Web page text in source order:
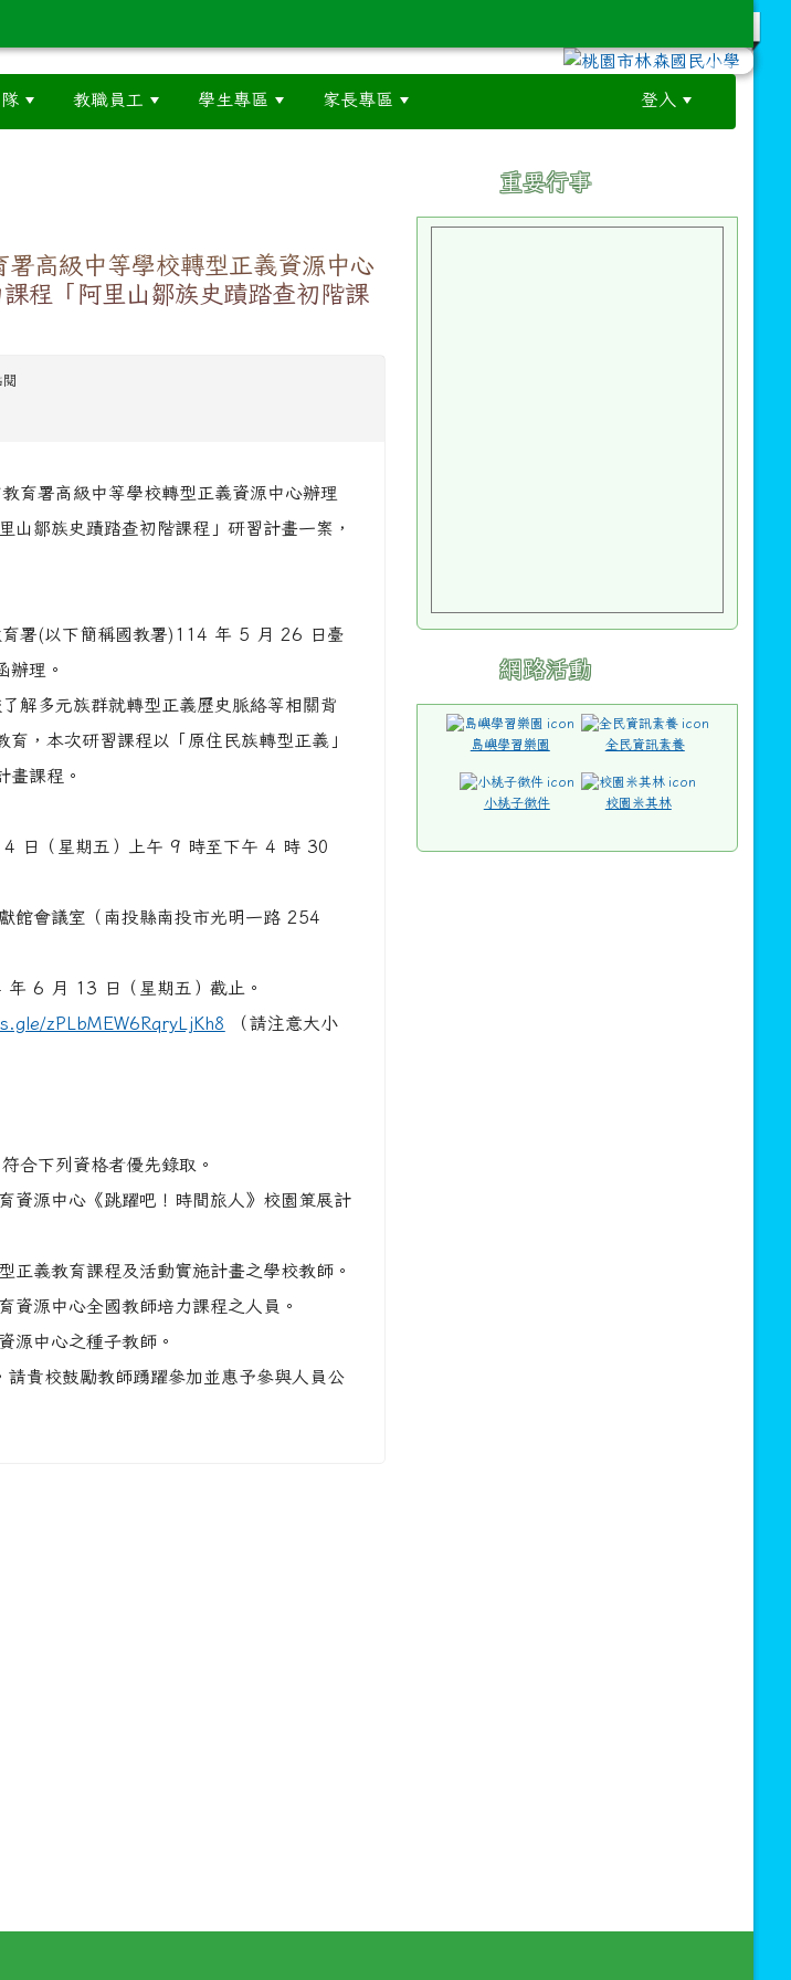
教職員工 學生專區 家長專區 登入
高級中等學校轉型正義資源中心
程「阿里山鄒族史蹟踏查初階課
署高級中等學校轉型正義資源中心辦理
山鄒族史蹟踏查初階課程」研習計畫一案，
署(以下簡稱國教署)114 年 5 月 26 日臺
理。
多元族群就轉型正義歷史脈絡等相關背
，本次研習課程以「原住民族轉型正義」
畫課程。
（星期五）上午 9 時至下午 4 時 30
會議室（南投縣南投市光明一路 254
6 月 13 日（星期五）截止。
zPLbMEW6RqryLjKh8
（請注意大小
下列資格者優先錄取。
源中心《跳躍吧！時間旅人》校園策展計
義教育課程及活動實施計畫之學校教師。
源中心全國教師培力課程之人員。
中心之種子教師。
貴校鼓勵教師踴躍參加並惠予參與人員公
重要行事
網路活動
島嶼學習樂園 全民資訊素養
小桃子徵件 校園米其林